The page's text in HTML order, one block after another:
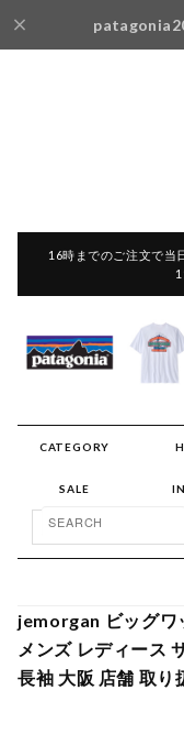
16時までのご注文で当
CATEGORY
SALE
jemorgan ビッグワ
メンズ レディース
長袖 大阪 店舗 取り